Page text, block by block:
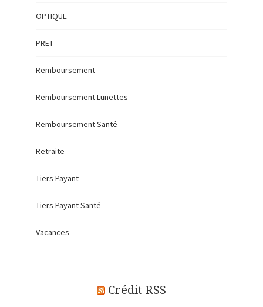
OPTIQUE
PRET
Remboursement
Remboursement Lunettes
Remboursement Santé
Retraite
Tiers Payant
Tiers Payant Santé
Vacances
Crédit RSS